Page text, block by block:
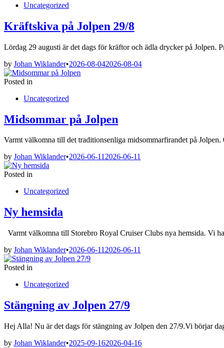
Uncategorized
Kräftskiva på Jolpen 29/8
Lördag 29 augusti är det dags för kräftor och ädla drycker på
by Johan Wiklander•2026-08-042026-08-04
Posted in
Uncategorized
Midsommar på Jolpen
Varmt välkomna till det traditionsenliga midsommarfirandet på
by Johan Wiklander•2026-06-112026-06-11
Posted in
Uncategorized
Ny hemsida
Varmt välkomna till Storebro Royal Cruiser Clubs nya hemsida. Vi
by Johan Wiklander•2026-06-11 2026-06-11
Posted in
Uncategorized
Stängning av Jolpen 27/9
Hej Alla! Nu är det dags för stängning av Jolpen den 27/9.Vi börjar
by Johan Wiklander•2025-09-162026-04-16